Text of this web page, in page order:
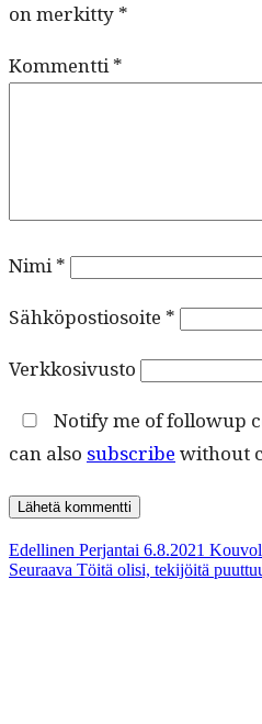
on merkitty *
Kommentti*
Nimi*
Sähköpostiosoite *
Verkkosivusto
Notify me of followup
can also subscribe without
Artikkelien
Edellinen Edellinen
artikkeli:
Perjantai 6.8.2021
Seuraava Seuraava
Töitä olisi, tekijöitä